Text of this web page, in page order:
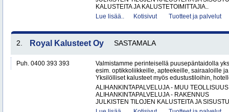
KALUSTEITA JA KALUSTETOIMITTAJIA..
Lue lisää..
Kotisivut Tuotteet ja palvelut
2. Royal Kalusteet Oy SASTAMALA
Puh. 0400 393 393
Valmistamme perinteisellä puusepäntaidolla
esim. optikkoliikkeille, apteekeille, sairaaloille
Yksilölliset kalusteet myös edustustiloihin,
ALIHANKINTAPALVELUJA - MUU TEOLLISUUS
ALIHANKINTAPALVELUJA - RAKENNUS
JULKISTEN TILOJEN KALUSTEITA JA